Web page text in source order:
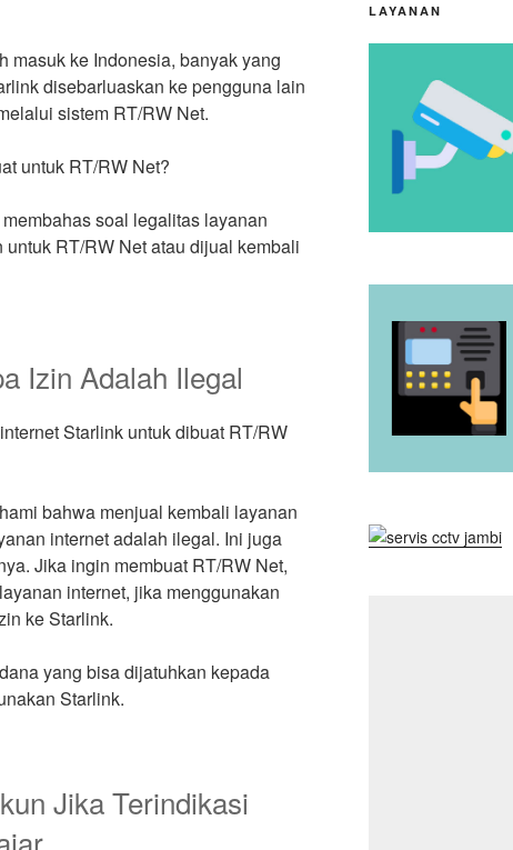
masuk ke Indonesia, banyak yang
disebarluaskan ke pengguna lain
sistem RT/RW Net.
untuk RT/RW Net?
soal legalitas layanan
RT/RW Net atau dijual kembali
Izin Adalah Ilegal
Starlink untuk dibuat RT/RW
bahwa menjual kembali layanan
internet adalah ilegal. Ini juga
Jika ingin membuat RT/RW Net,
internet, jika menggunakan
ke Starlink.
yang bisa dijatuhkan kepada
Starlink.
Jika Terindikasi
LAYANAN